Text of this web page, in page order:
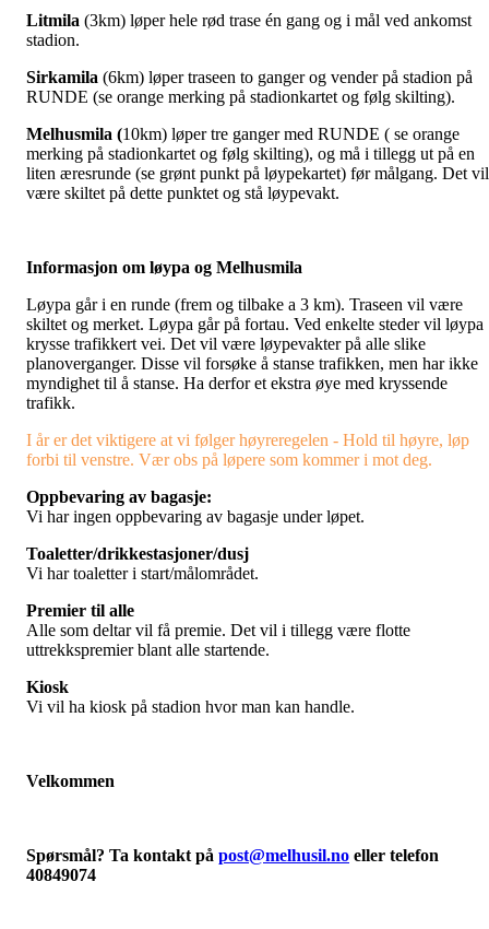
Litmila (3km) løper hele rød trase én gang og i mål ved ankomst
stadion.
Sirkamila (6km) løper traseen to ganger og vender på stadion på
RUNDE (se orange merking på stadionkartet og følg skilting).
Melhusmila (10km) løper tre ganger med RUNDE ( se orange
merking på stadionkartet og følg skilting), og må i tillegg ut på en
liten æresrunde (se grønt punkt på løypekartet) før målgang. Det vil
være skiltet på dette punktet og stå løypevakt.
Informasjon om løypa og Melhusmila
Løypa går i en runde (frem og tilbake a 3 km). Traseen vil være
skiltet og merket. Løypa går på fortau. Ved enkelte steder vil løypa
krysse trafikkert vei. Det vil være løypevakter på alle slike
planoverganger. Disse vil forsøke å stanse trafikken, men har ikke
myndighet til å stanse. Ha derfor et ekstra øye med kryssende
trafikk.
I år er det viktigere at vi følger høyreregelen - Hold til høyre, løp
forbi til venstre. Vær obs på løpere som kommer i mot deg.
Oppbevaring av bagasje:
Vi har ingen oppbevaring av bagasje under løpet.
Toaletter/drikkestasjoner/dusj
Vi har toaletter i start/målområdet.
Premier til alle
Alle som deltar vil få premie. Det vil i tillegg være flotte
uttrekkspremier blant alle startende.
Kiosk
Vi vil ha kiosk på stadion hvor man kan handle.
Velkommen
Spørsmål? Ta kontakt på post@melhusil.no eller telefon
40849074